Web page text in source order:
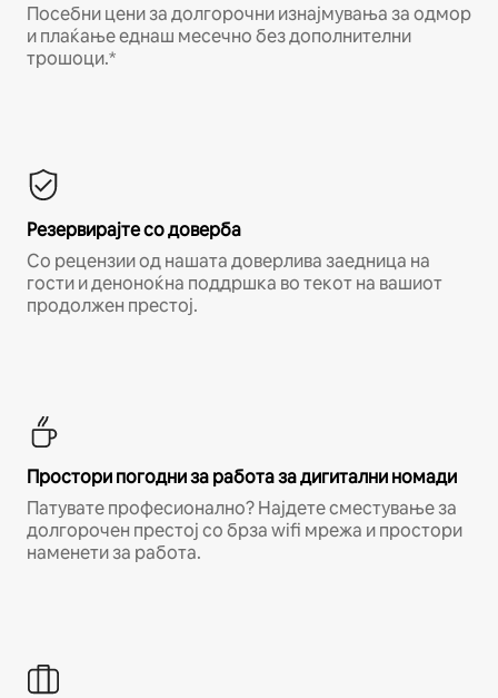
Посебни цени за долгорочни изнајмувања за одмор
и плаќање еднаш месечно без дополнителни
трошоци.*
Резервирајте со доверба
Со рецензии од нашата доверлива заедница на
гости и деноноќна поддршка во текот на вашиот
продолжен престој.
Простори погодни за работа за дигитални номади
Патувате професионално? Најдете сместување за
долгорочен престој со брза wifi мрежа и простори
наменети за работа.